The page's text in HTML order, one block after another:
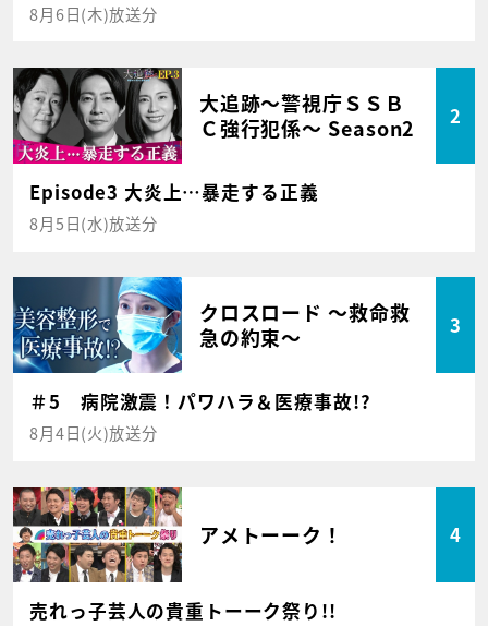
8月6日(木)放送分
大追跡～警視庁ＳＳＢ
Ｃ強行犯係～ Season2
2
Episode3 大炎上…暴走する正義
8月5日(水)放送分
クロスロード ～救命救
急の約束～
3
＃5 病院激震！パワハラ＆医療事故!?
8月4日(火)放送分
アメトーーク！ 4
売れっ子芸人の貴重トーーク祭り!!